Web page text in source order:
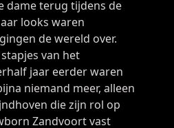
dame terug tijdens de
looks waren
de wereld over.
van het
jaar eerder waren
niemand meer, alleen
die zijn rol op
Zandvoort vast